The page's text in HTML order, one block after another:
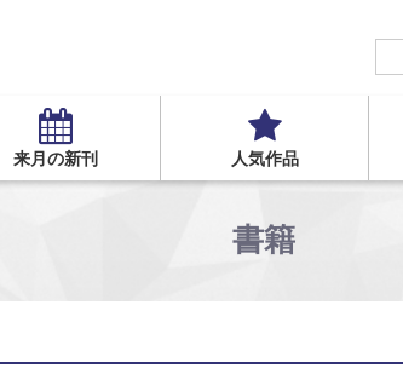
来月の新刊 人気作品
書籍